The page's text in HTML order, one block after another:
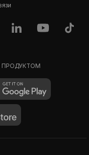
ПРОДУКТОМ